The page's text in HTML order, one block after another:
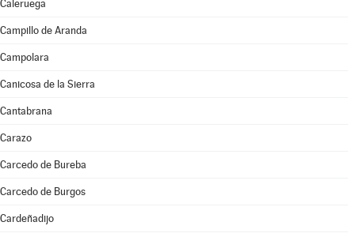
Caleruega
Campillo de Aranda
Campolara
Canicosa de la Sierra
Cantabrana
Carazo
Carcedo de Bureba
Carcedo de Burgos
Cardeñadijo